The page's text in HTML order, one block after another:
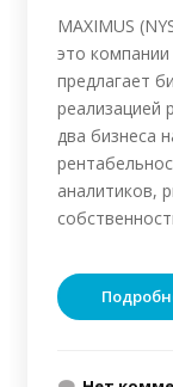
MAXIMUS
это
предлагает
реализацией
два бизнеса
аналитиков,